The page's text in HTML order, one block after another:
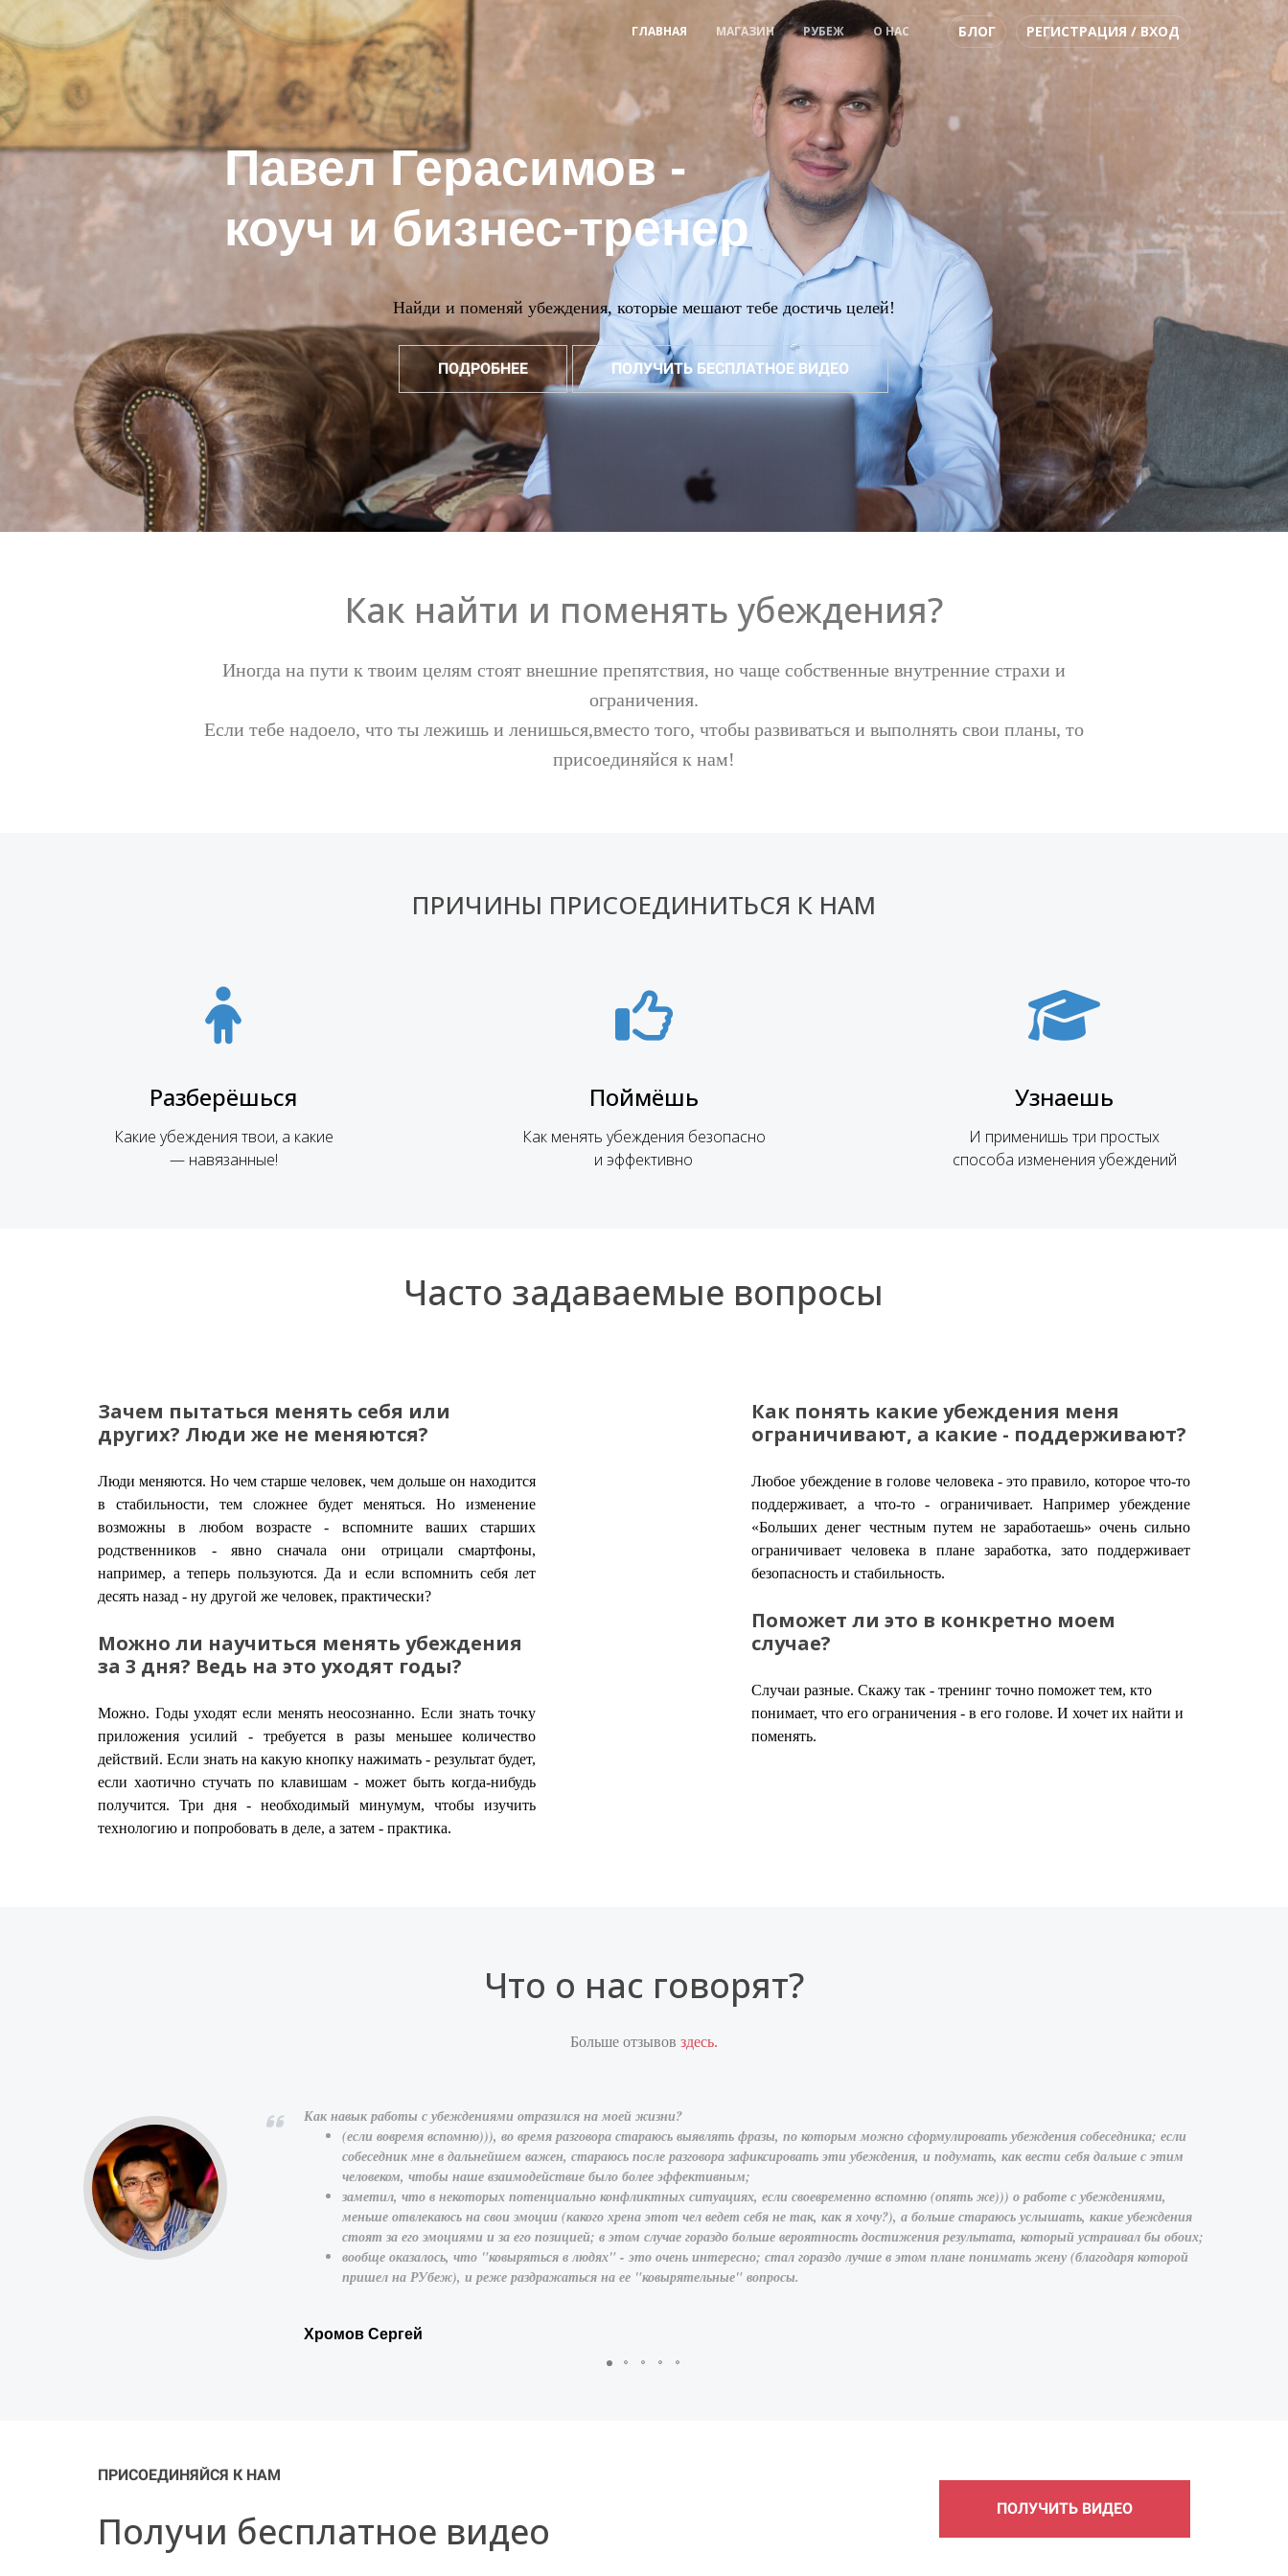
ГЛАВНАЯ МАГАЗИН РУБЕЖ О НАС БЛОГ РЕГИСТРАЦИЯ / ВХОД
Павел Герасимов -
коуч и бизнес-тренер
Найди и поменяй убеждения, которые мешают тебе достичь целей!
ПОДРОБНЕЕ ПОЛУЧИТЬ БЕСПЛАТНОЕ ВИДЕО
Как найти и поменять убеждения?
Иногда на пути к твоим целям стоят внешние препятствия, но чаще собственные внутренние страхи и
ограничения.
Если тебе надоело, что ты лежишь и ленишься,вместо того, чтобы развиваться и выполнять свои планы, то
присоединяйся к нам!
ПРИЧИНЫ ПРИСОЕДИНИТЬСЯ К НАМ
Разберёшься
Какие убеждения твои, а какие
— навязанные!
Поймёшь
Как менять убеждения безопасно
и эффективно
Узнаешь
И применишь три простых
способа изменения убеждений
Часто задаваемые вопросы
Зачем пытаться менять себя или
других? Люди же не меняются?
Люди меняются. Но чем старше человек, чем дольше он находится
в стабильности, тем сложнее будет меняться. Но изменение
возможны в любом возрасте - вспомните ваших старших
родственников - явно сначала они отрицали смартфоны,
например, а теперь пользуются. Да и если вспомнить себя лет
десять назад - ну другой же человек, практически?
Можно ли научиться менять убеждения
за 3 дня? Ведь на это уходят годы?
Можно. Годы уходят если менять неосознанно. Если знать точку
приложения усилий - требуется в разы меньшее количество
действий. Если знать на какую кнопку нажимать - результат будет,
если хаотично стучать по клавишам - может быть когда-нибудь
получится. Три дня - необходимый минумум, чтобы изучить
технологию и попробовать в деле, а затем - практика.
Как понять какие убеждения меня
ограничивают, а какие - поддерживают?
Любое убеждение в голове человека - это правило, которое что-то
поддерживает, а что-то - ограничивает. Например убеждение
«Больших денег честным путем не заработаешь» очень сильно
ограничивает человека в плане заработка, зато поддерживает
безопасность и стабильность.
Поможет ли это в конкретно моем
случае?
Случаи разные. Скажу так - тренинг точно поможет тем, кто
понимает, что его ограничения - в его голове. И хочет их найти и
поменять.
Что о нас говорят?
Больше отзывов здесь.
Как навык работы с убеждениями отразился на моей жизни?
(если вовремя вспомню))), во время разговора стараюсь выявлять фразы, по которым можно сформулировать убеждения собеседника; если
собеседник мне в дальнейшем важен, стараюсь после разговора зафиксировать эти убеждения, и подумать, как вести себя дальше с этим
человеком, чтобы наше взаимодействие было более эффективным;
заметил, что в некоторых потенциально конфликтных ситуациях, если своевременно вспомню (опять же))) о работе с убеждениями,
меньше отвлекаюсь на свои эмоции (какого хрена этот чел ведет себя не так, как я хочу?), а больше стараюсь услышать, какие убеждения
стоят за его эмоциями и за его позицией; в этом случае гораздо больше вероятность достижения результата, который устраивал бы обоих;
вообще оказалось, что "ковыряться в людях" - это очень интересно; стал гораздо лучше в этом плане понимать жену (благодаря которой
пришел на РУбеж), и реже раздражаться на ее "ковырятельные" вопросы.
Хромов Сергей
ПРИСОЕДИНЯЙСЯ К НАМ
Получи бесплатное видео ПОЛУЧИТЬ ВИДЕО